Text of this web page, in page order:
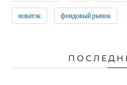
новатэк фондовый рынок